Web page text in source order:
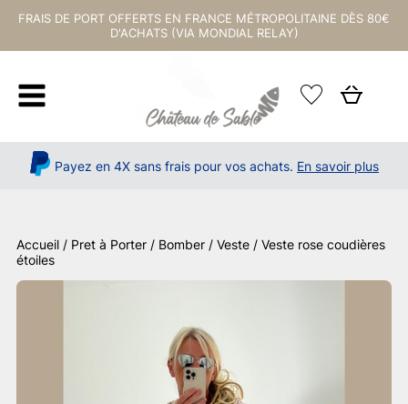
FRAIS DE PORT OFFERTS EN FRANCE MÉTROPOLITAINE DÈS 80€
D'ACHATS (VIA MONDIAL RELAY)
Payez en 4X sans frais pour vos achats. En savoir plus
Accueil / Pret à Porter / Bomber / Veste / Veste rose coudières
étoiles